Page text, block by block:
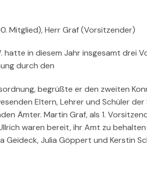
Mitglied), Herr Graf (Vorsitzender)
hatte in diesem Jahr insgesamt drei
durch den
begrüßte er den zweiten
Eltern, Lehrer und Schüler
Ämter. Martin Graf, als 1.
waren bereit, ihr Amt zu
Julia Göppert und Kerstin